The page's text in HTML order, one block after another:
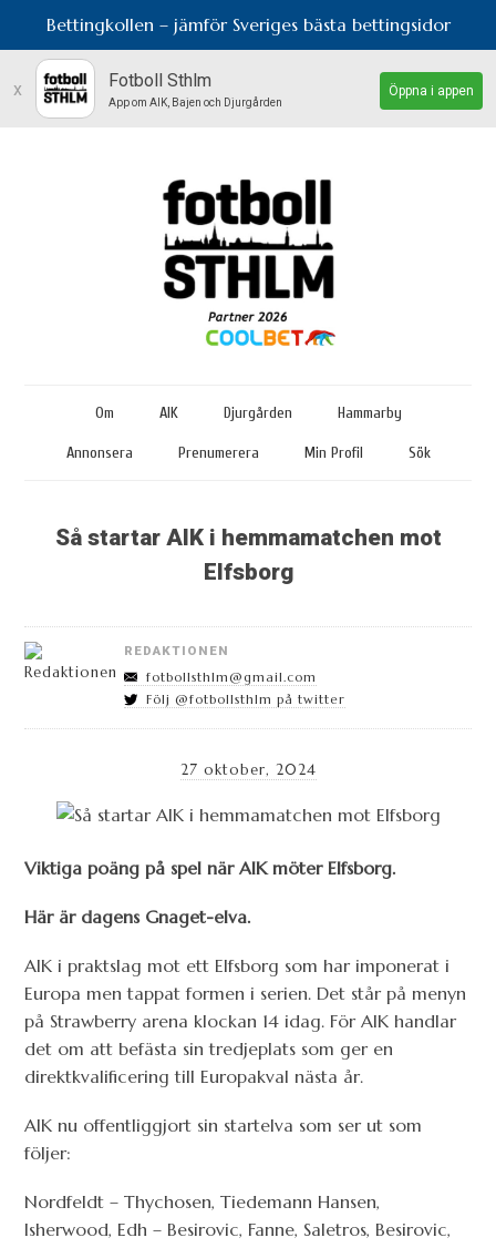
Bettingkollen – jämför Sveriges bästa bettingsidor
x Fotboll Sthlm
App om AIK, Bajen och Djurgården
Öppna i appen
Om AIK Djurgården Hammarby
Annonsera Prenumerera Min Profil Sök
Så startar AIK i hemmamatchen mot
Elfsborg
REDAKTIONEN
fotbollsthlm@gmail.com
Följ @fotbollsthlm på twitter
27 oktober, 2024
Viktiga poäng på spel när AIK möter Elfsborg.
Här är dagens Gnaget-elva.
AIK i praktslag mot ett Elfsborg som har imponerat i
Europa men tappat formen i serien. Det står på menyn
på Strawberry arena klockan 14 idag. För AIK handlar
det om att befästa sin tredjeplats som ger en
direktkvalificering till Europakval nästa år.
AIK nu offentliggjort sin startelva som ser ut som
följer:
Nordfeldt – Thychosen, Tiedemann Hansen,
Isherwood, Edh – Besirovic, Fanne, Saletros, Besirovic,